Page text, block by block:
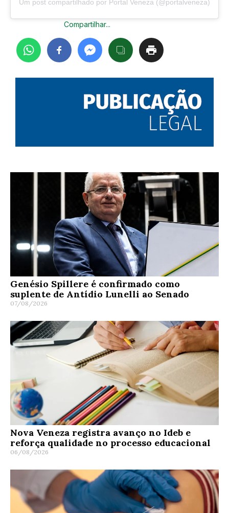
Um post compartilhado por Portal Veneza (@portalveneza)
Compartilhar...
Genésio Spillere é confirmado como
suplente de Antídio Lunelli ao Senado
07/08/2026
Nova Veneza registra avanço no Ideb e
reforça qualidade no processo educacional
06/08/2026